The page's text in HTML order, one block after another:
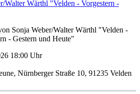
Walter Wärthl "Velden - Vorgestern -
Sonja Weber/Walter Wärthl "Velden -
- Gestern und Heute"
18:00 Uhr
Nürnberger Straße 10, 91235 Velden